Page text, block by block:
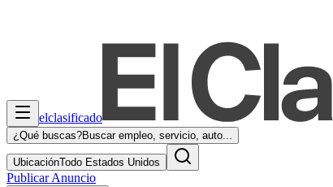
elclasificado
¿Qué buscas?Buscar empleo, servicio, auto...
UbicaciónTodo Estados Unidos
Publicar Anuncio